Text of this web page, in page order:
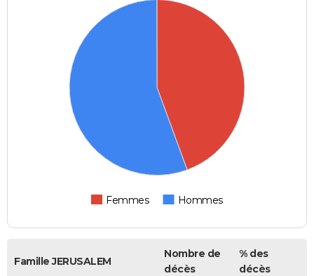
Femmes Hommes
Famille JERUSALEM
Nombre de
décès
% des
décès